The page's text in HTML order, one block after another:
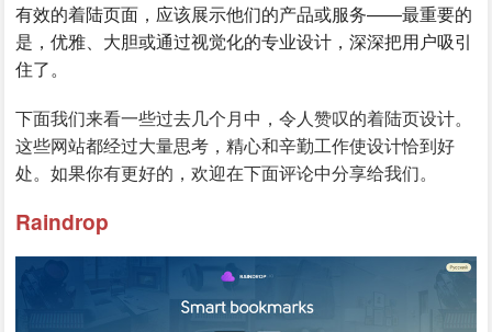
有效的着陆页面，应该展示他们的产品或服务——最重要的
是，优雅、大胆或通过视觉化的专业设计，深深把用户吸引
住了。
下面我们来看一些过去几个月中，令人赞叹的着陆页设计。
这些网站都经过大量思考，精心和辛勤工作使设计恰到好
处。如果你有更好的，欢迎在下面评论中分享给我们。
Raindrop